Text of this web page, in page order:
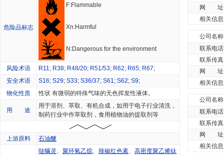
危险品标志
F:Flammable
Xn:Harmful
N:Dangerous for the environment
风险术语 R11; R38; R48/20; R51/53; R62; R65; R67;
安全术语
S16; S29; S33; S36/37; S61; S62; S9;
物化性质
性状 有微弱的特殊气味的无色挥发性液体。
用 途
用于溶剂、萃取、有机合成，如用于电子行业清洗，
制药行业中作萃取剂，食用植物油的提取剂等
上游原料 石油醚
哒螨灵 、 聚环氧乙烷、 辣椒红色素、 高密度聚乙烯钛
网 址
相关信息
公司名称
联系电话
联系传真
网 址
相关信息
公司名称
联系电话
联系传真
网 址
相关信息